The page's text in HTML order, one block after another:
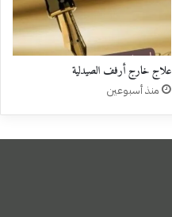
علاج خارج أرفف الصيدلية
منذ أسبوعين